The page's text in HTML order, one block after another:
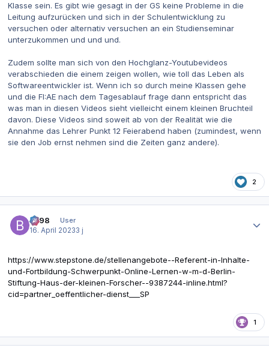
Klasse sein. Es gibt wie gesagt in der GS keine Probleme in die
Leitung aufzurücken und sich in der Schulentwicklung zu
versuchen oder alternativ versuchen an ein Studienseminar
unterzukommen und und und.
Zudem sollte man sich von den Hochglanz-Youtubevideos
verabschieden die einem zeigen wollen, wie toll das Leben als
Softwareentwickler ist. Wenn ich so durch meine Klassen gehe
und die FI:AE nach dem Tagesablauf frage dann entspricht das
was man in diesen Videos sieht vielleicht einem kleinen Bruchteil
davon. Diese Videos sind soweit ab von der Realität wie die
Annahme das Lehrer Punkt 12 Feierabend haben (zumindest, wenn
sie den Job ernst nehmen sind die Zeiten ganz andere).
2
be98
User
16. April 20233 j
https://www.stepstone.de/stellenangebote--Referent-in-Inhalte-
und-Fortbildung-Schwerpunkt-Online-Lernen-w-m-d-Berlin-
Stiftung-Haus-der-kleinen-Forscher--9387244-inline.html?
cid=partner_oeffentlicher-dienst___SP
1